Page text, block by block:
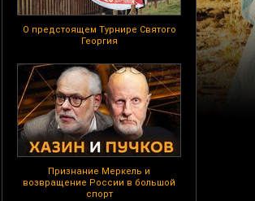
О предстоящем Турнире Святого
Георгия
Признание Меркель и
возвращение России в большой
спорт